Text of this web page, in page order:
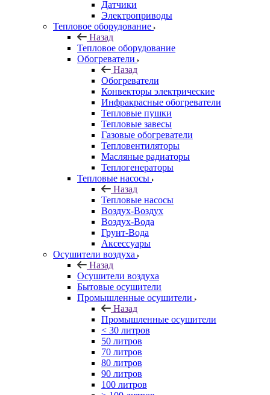
Датчики
Электроприводы
Тепловое оборудование
Назад
Тепловое оборудование
Обогреватели
Назад
Обогреватели
Конвекторы электрические
Инфракрасные обогреватели
Тепловые пушки
Тепловые завесы
Газовые обогреватели
Тепловентиляторы
Масляные радиаторы
Теплогенераторы
Тепловые насосы
Назад
Тепловые насосы
Воздух-Воздух
Воздух-Вода
Грунт-Вода
Аксессуары
Осушители воздуха
Назад
Осушители воздуха
Бытовые осушители
Промышленные осушители
Назад
Промышленные осушители
< 30 литров
50 литров
70 литров
80 литров
90 литров
100 литров